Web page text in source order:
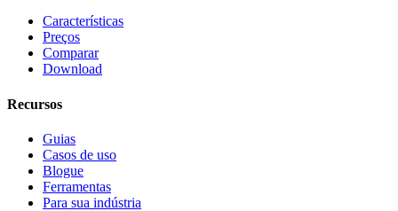
Características
Preços
Comparar
Download
Recursos
Guias
Casos de uso
Blogue
Ferramentas
Para sua indústria